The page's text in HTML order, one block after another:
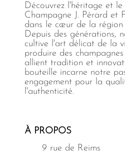
Découvrez l'héritage et
Champagne J. Pérard et
dans le cœur de la région
Depuis des générations,
cultive l'art délicat de la
produire des
allient tradition et
bouteille incarne notre
engagement pour la
l'authenticité.
À PROPOS
9 rue de Reims